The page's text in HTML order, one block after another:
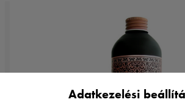
Adatkezelési